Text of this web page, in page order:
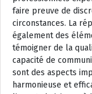
faire preuve de
circonstances. La
également des
témoigner de la
capacité de
sont des aspects
harmonieuse et